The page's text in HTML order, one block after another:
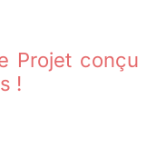
Projet conçu
!